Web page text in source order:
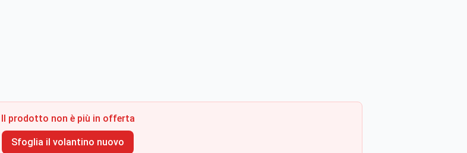
Il prodotto non è più in offerta
Sfoglia il volantino nuovo